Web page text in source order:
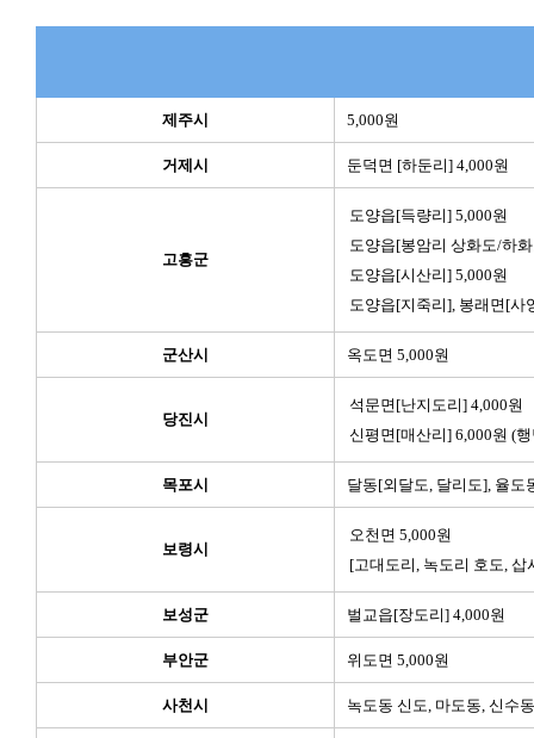
제주시 5,000원
거제시 둔덕면 [하둔리] 4,000원
고흥군
도양읍[득량리] 5,000원
도양읍[봉암리 상화도/하
도양읍[시산리] 5,000원
도양읍[지죽리], 봉래면[사
군산시 옥도면 5,000원
당진시
석문면[난지도리] 4,000원
신평면[매산리] 6,000원 (
목포시 달동[외달도, 달리도], 율도
보령시
오천면 5,000원
[고대도리, 녹도리 호도,
보성군 벌교읍[장도리] 4,000원
부안군 위도면 5,000원
사천시 녹도동 신도, 마도동, 신수